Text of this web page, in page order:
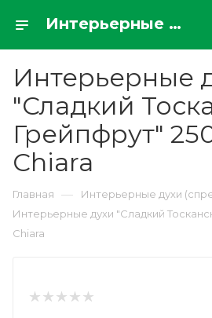
Интерьерные духи "Сладкий Тосканский Грейпфрут" 250мл Chiara
Интерьерные
"Сладкий
Грейпфрут"
Chiara
Главная — Интерьерные духи
Интерьерные духи "Сладкий
Chiara